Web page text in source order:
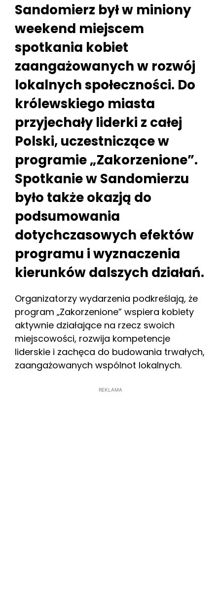
Sandomierz był w miniony
weekend miejscem
spotkania kobiet
zaangażowanych w rozwój
lokalnych społeczności. Do
królewskiego miasta
przyjechały liderki z całej
Polski, uczestniczące w
programie „Zakorzenione”.
Spotkanie w Sandomierzu
było także okazją do
podsumowania
dotychczasowych efektów
programu i wyznaczenia
kierunków dalszych działań.
Organizatorzy wydarzenia podkreślają, że
program „Zakorzenione” wspiera kobiety
aktywnie działające na rzecz swoich
miejscowości, rozwija kompetencje
liderskie i zachęca do budowania trwałych,
zaangażowanych wspólnot lokalnych.
REKLAMA